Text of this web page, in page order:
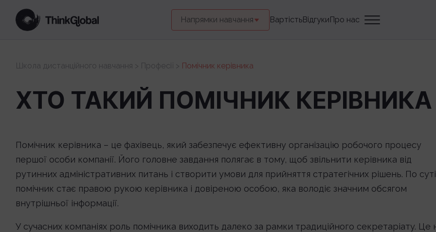
Напрямки навчання ВартістьВідгукиПро нас
Школа дистанційного навчання > Професії > Помічник керівника
ХТО ТАКИЙ ПОМІЧНИК КЕРІВНИКА
Помічник керівника – це фахівець, який забезпечує ефективну організацію робочого процесу
першої особи компанії. Його головне завдання полягає в тому, щоб звільнити керівника від
рутинних адміністративних питань і створити умови для прийняття стратегічних рішень. По
помічник стає правою рукою керівника і довіреною особою, яка володіє значним обсягом
внутрішньої інформації.
У сучасних компаніях роль помічника виходить далеко за рамки традиційного секретаріату. Це